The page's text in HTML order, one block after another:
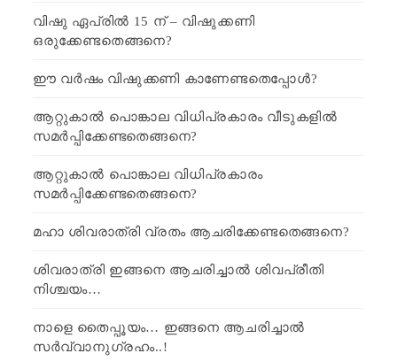
വിഷു ഏപ്രിൽ 15 ന് – വിഷുക്കണി
ഒരുക്കേണ്ടതെങ്ങനെ?
ഈ വർഷം വിഷുക്കണി കാണേണ്ടതെപ്പോൾ?
ആറ്റുകാൽ പൊങ്കാല വിധിപ്രകാരം വീടുകളിൽ
സമർപ്പിക്കേണ്ടതെങ്ങനെ?
ആറ്റുകാൽ പൊങ്കാല വിധിപ്രകാരം
സമർപ്പിക്കേണ്ടതെങ്ങനെ?
മഹാ ശിവരാത്രി വ്രതം ആചരിക്കേണ്ടതെങ്ങനെ?
ശിവരാത്രി ഇങ്ങനെ ആചരിച്ചാൽ ശിവപ്രീതി
നിശ്ചയം…
നാളെ തൈപ്പൂയം… ഇങ്ങനെ ആചരിച്ചാൽ
സർവ്വാനുഗ്രഹം..!